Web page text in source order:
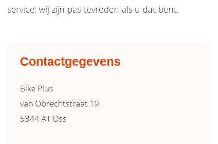
service: wij zijn pas tevreden als u dat bent.
Contactgegevens
Bike Plus
van Obrechtstraat 19
5344 AT Oss